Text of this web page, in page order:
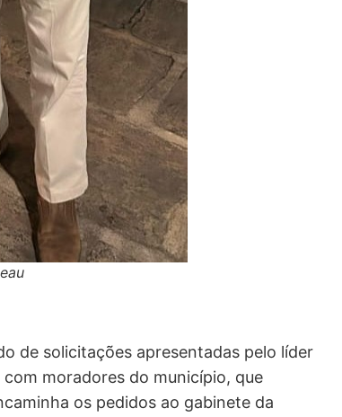
de solicitações apresentadas pelo líder
moradores do município, que
os pedidos ao gabinete da